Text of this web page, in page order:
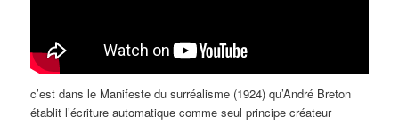
c’est dans le Manifeste du surréalisme (1924) qu’André Breton
établit l’écriture automatique comme seul principe créateur